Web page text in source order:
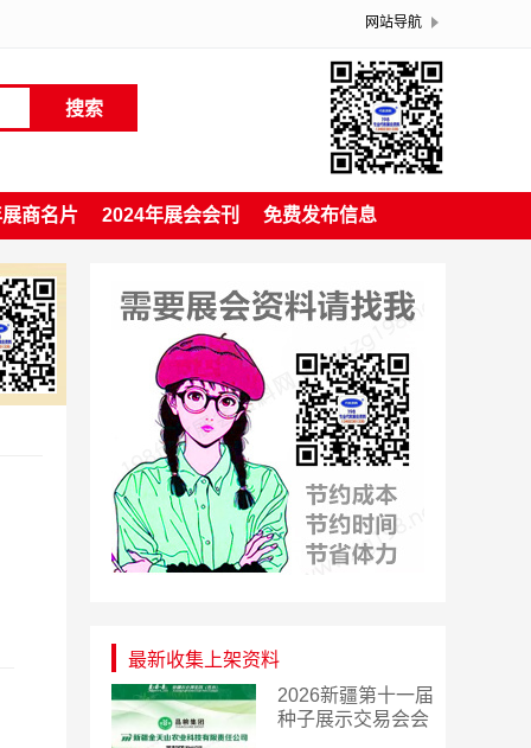
网站导航
搜索
商名片 2024年展会会刊 免费发布信息
最新收集上架资料
2026新疆第十一届
种子展示交易会会